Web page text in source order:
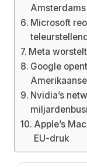
Microsoft
Meta
Google
Nvidia’s
Apple’s
EU-druk